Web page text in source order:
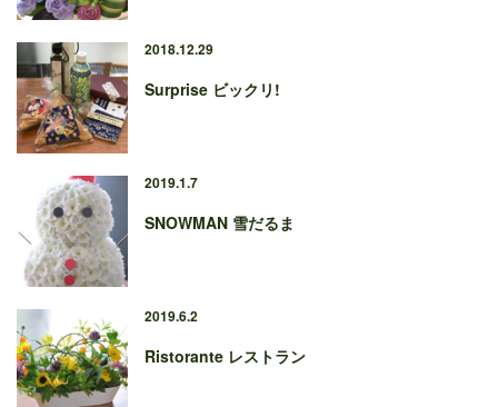
2018.12.29
Surprise ビックリ!
2019.1.7
SNOWMAN 雪だるま
2019.6.2
Ristorante レストラン